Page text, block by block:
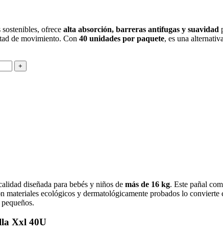
ofrece alta absorción, barreras antifugas y suavidad
de movimiento. Con 40 unidades por paquete, es una
diseñada para bebés y niños de más de 16 kg. Este pañal
ecológicos y dermatológicamente probados lo convierte
Xxl 40U